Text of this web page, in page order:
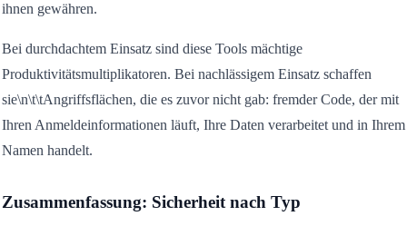
ihnen gewähren.
Bei durchdachtem Einsatz sind diese Tools mächtige
Produktivitätsmultiplikatoren. Bei nachlässigem Einsatz schaffen
sie\n\t\tAngriffsflächen, die es zuvor nicht gab: fremder Code, der mit
Ihren Anmeldeinformationen läuft, Ihre Daten verarbeitet und in Ihrem
Namen handelt.
Zusammenfassung: Sicherheit nach Typ